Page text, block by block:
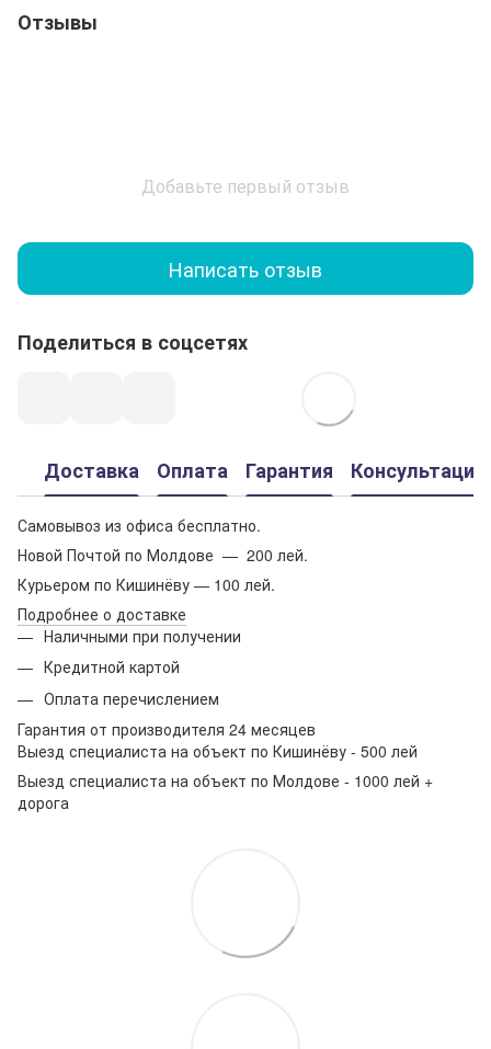
Отзывы
Добавьте первый отзыв
Написать отзыв
Поделиться в соцсетях
Доставка Оплата Гарантия Консультация
Самовывоз из офиса бесплатно.
Новой Почтой по Молдове — 200 лей.
Курьером по Кишинёву — 100 лей.
Подробнее о доставке
Наличными при получении
Кредитной картой
Оплата перечислением
Гарантия от производителя 24 месяцев
Выезд специалиста на объект по Кишинёву - 500 лей
Выезд специалиста на объект по Молдове - 1000 лей +
дорога